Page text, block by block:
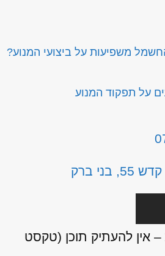
משפיעות על ביצועי המנוע?
על תפקוד המנוע
ברק
– אין להעתיק תוכן (טקסט